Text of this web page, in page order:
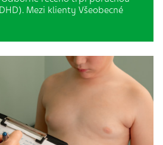
Mezi klienty Všeobecné